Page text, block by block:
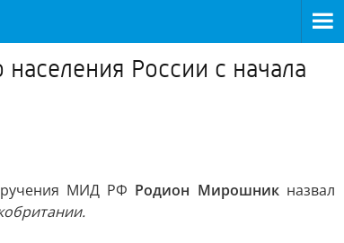
России с начала
МИД РФ Родион Мирошникназвал